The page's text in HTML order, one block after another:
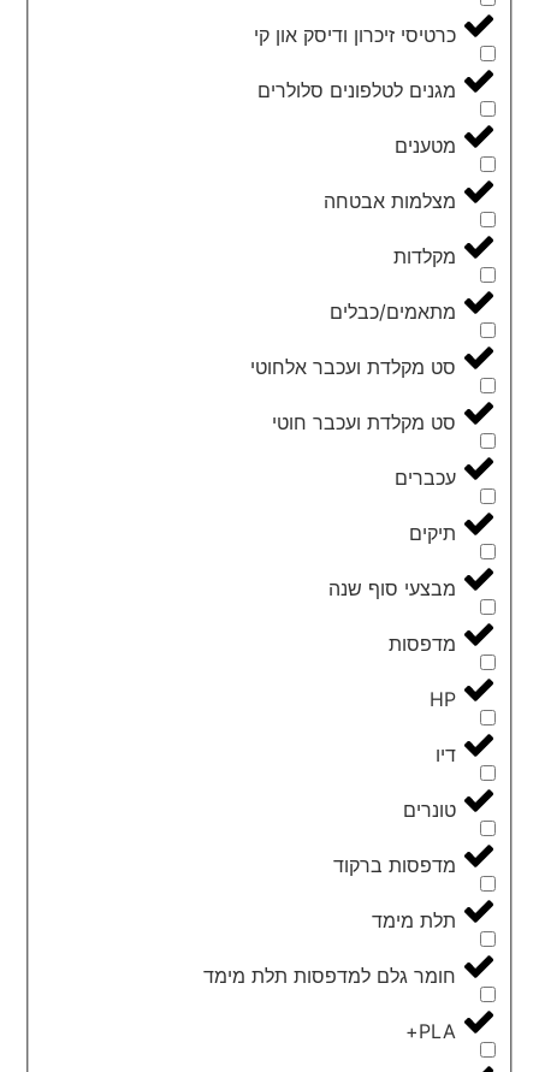
כרטיסי זיכרון ודיסק און קי
מגנים לטלפונים סלולרים
מטענים
מצלמות אבטחה
מקלדות
מתאמים/כבלים
סט מקלדת ועכבר אלחוטי
סט מקלדת ועכבר חוטי
עכברים
תיקים
מבצעי סוף שנה
מדפסות
HP
דיו
טונרים
מדפסות ברקוד
תלת מימד
חומר גלם למדפסות תלת מימד
PLA+